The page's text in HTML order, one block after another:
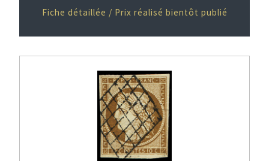
Fiche détaillée / Prix réalisé bientôt publié